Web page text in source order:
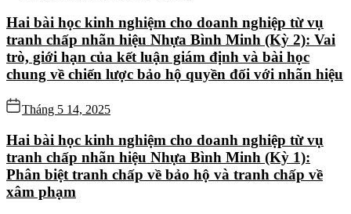
Hai bài học kinh nghiệm cho doanh nghiệp từ vụ
tranh chấp nhãn hiệu Nhựa Bình Minh (Kỳ 2): Vai
trò, giới hạn của kết luận giám định và bài học
chung về chiến lược bảo hộ quyền đối với nhãn hiệu
Tháng 5 14, 2025
Hai bài học kinh nghiệm cho doanh nghiệp từ vụ
tranh chấp nhãn hiệu Nhựa Bình Minh (Kỳ 1):
Phân biệt tranh chấp về bảo hộ và tranh chấp về
xâm phạm